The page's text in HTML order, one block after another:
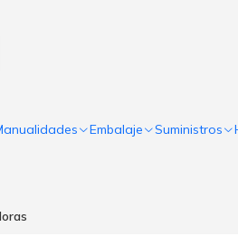
Embalaje Suministros